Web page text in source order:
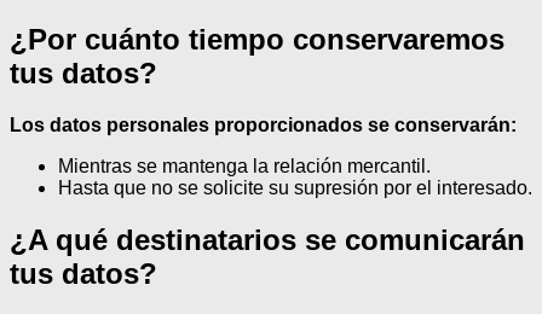
¿Por cuánto tiempo conservaremos
tus datos?
Los datos personales proporcionados se conservarán:
Mientras se mantenga la relación mercantil.
Hasta que no se solicite su supresión por el interesado.
¿A qué destinatarios se comunicarán
tus datos?